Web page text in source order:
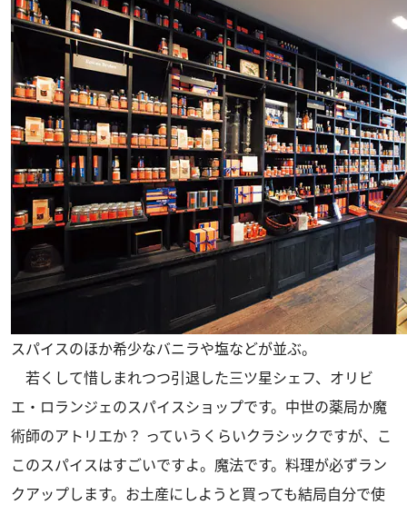
スパイスのほか希少なバニラや塩などが並ぶ。
若くして惜しまれつつ引退した三ツ星シェフ、オリビ
エ・ロランジェのスパイスショップです。中世の薬局か魔
術師のアトリエか？ っていうくらいクラシックですが、こ
このスパイスはすごいですよ。魔法です。料理が必ずラン
クアップします。お土産にしようと買っても結局自分で使